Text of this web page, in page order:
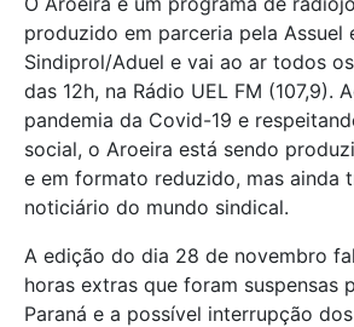
produzido em parceria pela Assuel
Sindiprol/Aduel e vai ao ar todos
das 12h, na Rádio UEL FM (107,9).
pandemia da Covid-19 e
social, o Aroeira está sendo
e em formato reduzido, mas ainda
noticiário do mundo sindical.
A edição do dia 28 de novembro
horas extras que foram suspensas
Paraná e a possível interrupção